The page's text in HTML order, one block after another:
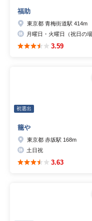
福助
東京都 青梅街道駅 414m
3.59
初選出
籠や
東京都 赤坂駅 168m
土日祝
3.63